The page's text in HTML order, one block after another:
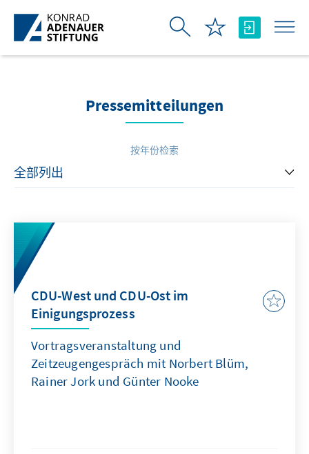
跳转到主内容
Pressemitteilungen
按年份检索
CDU-West und CDU-Ost im
Einigungsprozess
Vortragsveranstaltung und
Zeitzeugengespräch mit Norbert Blüm,
Rainer Jork und Günter Nooke